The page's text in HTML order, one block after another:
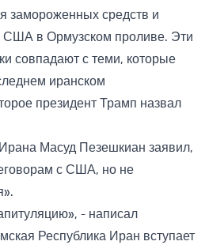
замороженных средств и
США в Ормузском проливе. Эти
совпадают с теми, которые
иранском
президент Трамп назвал
Масуд Пезешкиан заявил,
с США, но не
- написал
Республика Иран вступает